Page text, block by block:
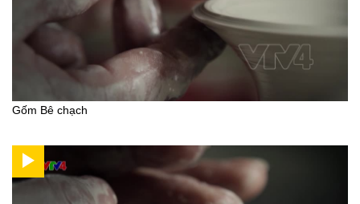
Gốm Bê chạch